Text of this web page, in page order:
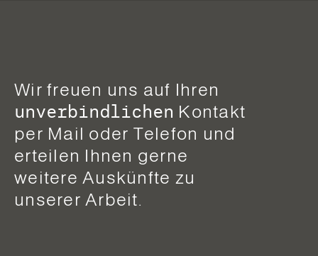
Wir freuen uns auf Ihren
unverbindlichen Kontakt
per Mail oder Telefon und
erteilen Ihnen gerne
weitere Auskünfte zu
unserer Arbeit.